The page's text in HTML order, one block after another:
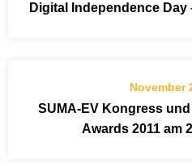
Digital Independence
November
SUMA-EV Kongress
Awards 2011 am